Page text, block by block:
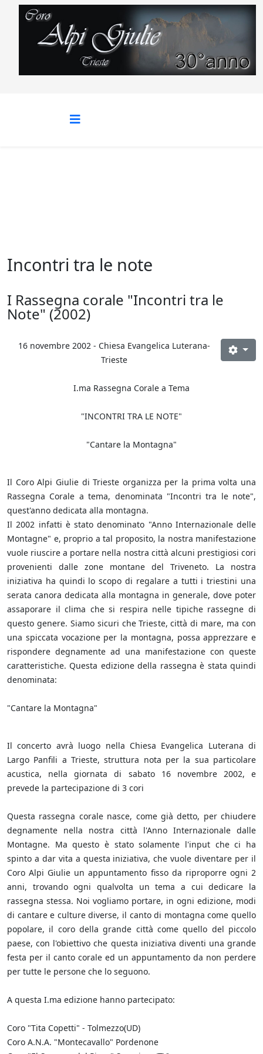
Incontri tra le note
I Rassegna corale "Incontri tra le
Note" (2002)
16 novembre 2002 - Chiesa Evangelica Luterana-
Trieste
I.ma Rassegna Corale a Tema
"INCONTRI TRA LE NOTE"
"Cantare la Montagna"
Il Coro Alpi Giulie di Trieste organizza per la prima volta una
Rassegna Corale a tema, denominata "Incontri tra le note",
quest'anno dedicata alla montagna.
Il 2002 infatti è stato denominato "Anno Internazionale delle
Montagne" e, proprio a tal proposito, la nostra manifestazione
vuole riuscire a portare nella nostra città alcuni prestigiosi cori
provenienti dalle zone montane del Triveneto. La nostra
iniziativa ha quindi lo scopo di regalare a tutti i triestini una
serata canora dedicata alla montagna in generale, dove poter
assaporare il clima che si respira nelle tipiche rassegne di
questo genere. Siamo sicuri che Trieste, città di mare, ma con
una spiccata vocazione per la montagna, possa apprezzare e
rispondere degnamente ad una manifestazione con queste
caratteristiche. Questa edizione della rassegna è stata quindi
denominata:
"Cantare la Montagna"
Il concerto avrà luogo nella Chiesa Evangelica Luterana di
Largo Panfili a Trieste, struttura nota per la sua particolare
acustica, nella giornata di sabato 16 novembre 2002, e
prevede la partecipazione di 3 cori
Questa rassegna corale nasce, come già detto, per chiudere
degnamente nella nostra città l'Anno Internazionale dalle
Montagne. Ma questo è stato solamente l'input che ci ha
spinto a dar vita a questa iniziativa, che vuole diventare per il
Coro Alpi Giulie un appuntamento fisso da riproporre ogni 2
anni, trovando ogni qualvolta un tema a cui dedicare la
rassegna stessa. Noi vogliamo portare, in ogni edizione, modi
di cantare e culture diverse, il canto di montagna come quello
popolare, il coro della grande città come quello del piccolo
paese, con l'obiettivo che questa iniziativa diventi una grande
festa per il canto corale ed un appuntamento da non perdere
per tutte le persone che lo seguono.
A questa I.ma edizione hanno partecipato:
Coro "Tita Copetti" - Tolmezzo(UD)
Coro A.N.A. "Montecavallo" Pordenone